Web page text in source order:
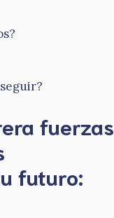
fuerzas
futuro: